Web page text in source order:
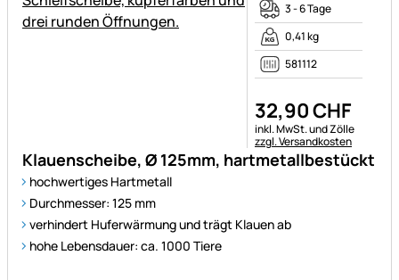
Klauenscheibe, Ø 125mm, hartmetallbestückt
hochwertiges Hartmetall
Durchmesser: 125 mm
verhindert Huferwärmung und trägt Klauen ab
hohe Lebensdauer: ca. 1000 Tiere
3 - 6 Tage
0,41 kg
581112
32,90CHF
Steuerhinweis:
inkl. MwSt. und Zölle
zzgl. Versandkosten